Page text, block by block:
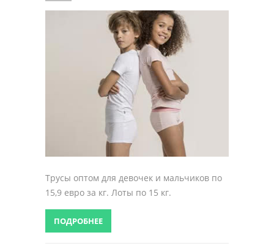
Трусы оптом для девочек и мальчиков по
15,9 евро за кг. Лоты по 15 кг.
ПОДРОБНЕЕ